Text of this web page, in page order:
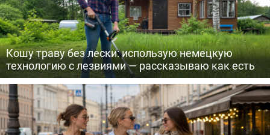
Кошу траву без лески: использую немецкую
технологию с лезвиями — рассказываю как есть